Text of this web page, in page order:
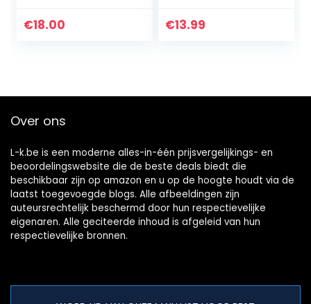
€18.00 €13.99
Over ons
L-k.be is een moderne alles-in-één prijsvergelijkings- en
beoordelingswebsite die de beste deals biedt die
beschikbaar zijn op amazon en u op de hoogte houdt via de
laatst toegevoegde blogs. Alle afbeeldingen zijn
auteursrechtelijk beschermd door hun respectievelijke
eigenaren. Alle geciteerde inhoud is afgeleid van hun
respectievelijke bronnen.